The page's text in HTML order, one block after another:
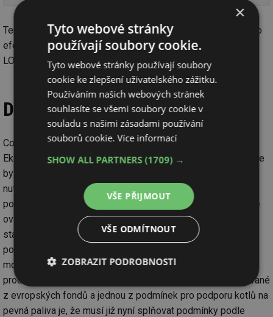
Tento příspěvek byl vypracován v rámci projektu „Inovace pro
efektivitu a životní prostředí – Growth“, identifikační kód
LO1403 za finanční podpory MŠMT v rámci programu NPU I.
Dovětek recenzenta
Co se týče emisních požadavků na malé kotle podle
Ekodesignu, samotná Evropská komise si při tvorbě směrnice
byla vědoma, že se jedná o natolik přísné parametry, že je
nutné ponechat výrobcům jistý čas na jejich splnění a
požadavky mají být v EU platné až od roku 2020. Jiná situace
ovšem nastává v ČR. Ještě v letošním roce se počítá se
startem nových „kotlíkových dotací“, které mají do roku 2020
podpořit výměnu až 80 tisíc nevyhovujících malých kotlů za
moderní zdroje. Dá se tedy předpokládat, že se budou
prodávat především dotované kotle. Dotace budou financované
z evropských fondů a jednou z podmínek pro podporu kotlů na
pevná paliva je, že musí již nyní splňovat podmínky podle
×
Tyto webové stránky
používají soubory cookie.
Tyto webové stránky používají soubory
cookie ke zlepšení uživatelského zážitku.
Používáním našich webových stránek
souhlasíte se všemi soubory cookie v
souladu s našimi zásadami používání
souborů cookie.Více informací
SHOW ALL PARTNERS(1709) →
VŠE PŘIJMOUT
VŠE ODMÍTNOUT
ZOBRAZIT PODROBNOSTI
Nezbytně
nutné
soubory
Výkonové
soubory
Soubory
cílení